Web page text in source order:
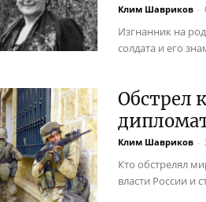
Клим Шавриков -
Изгнанник на
солдата и его
Обстрел
Клим Шавриков -
Кто обстрелял
власти России и